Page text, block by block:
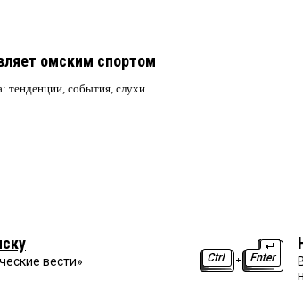
омским спортом
тенденции, события, слухи.
вести»